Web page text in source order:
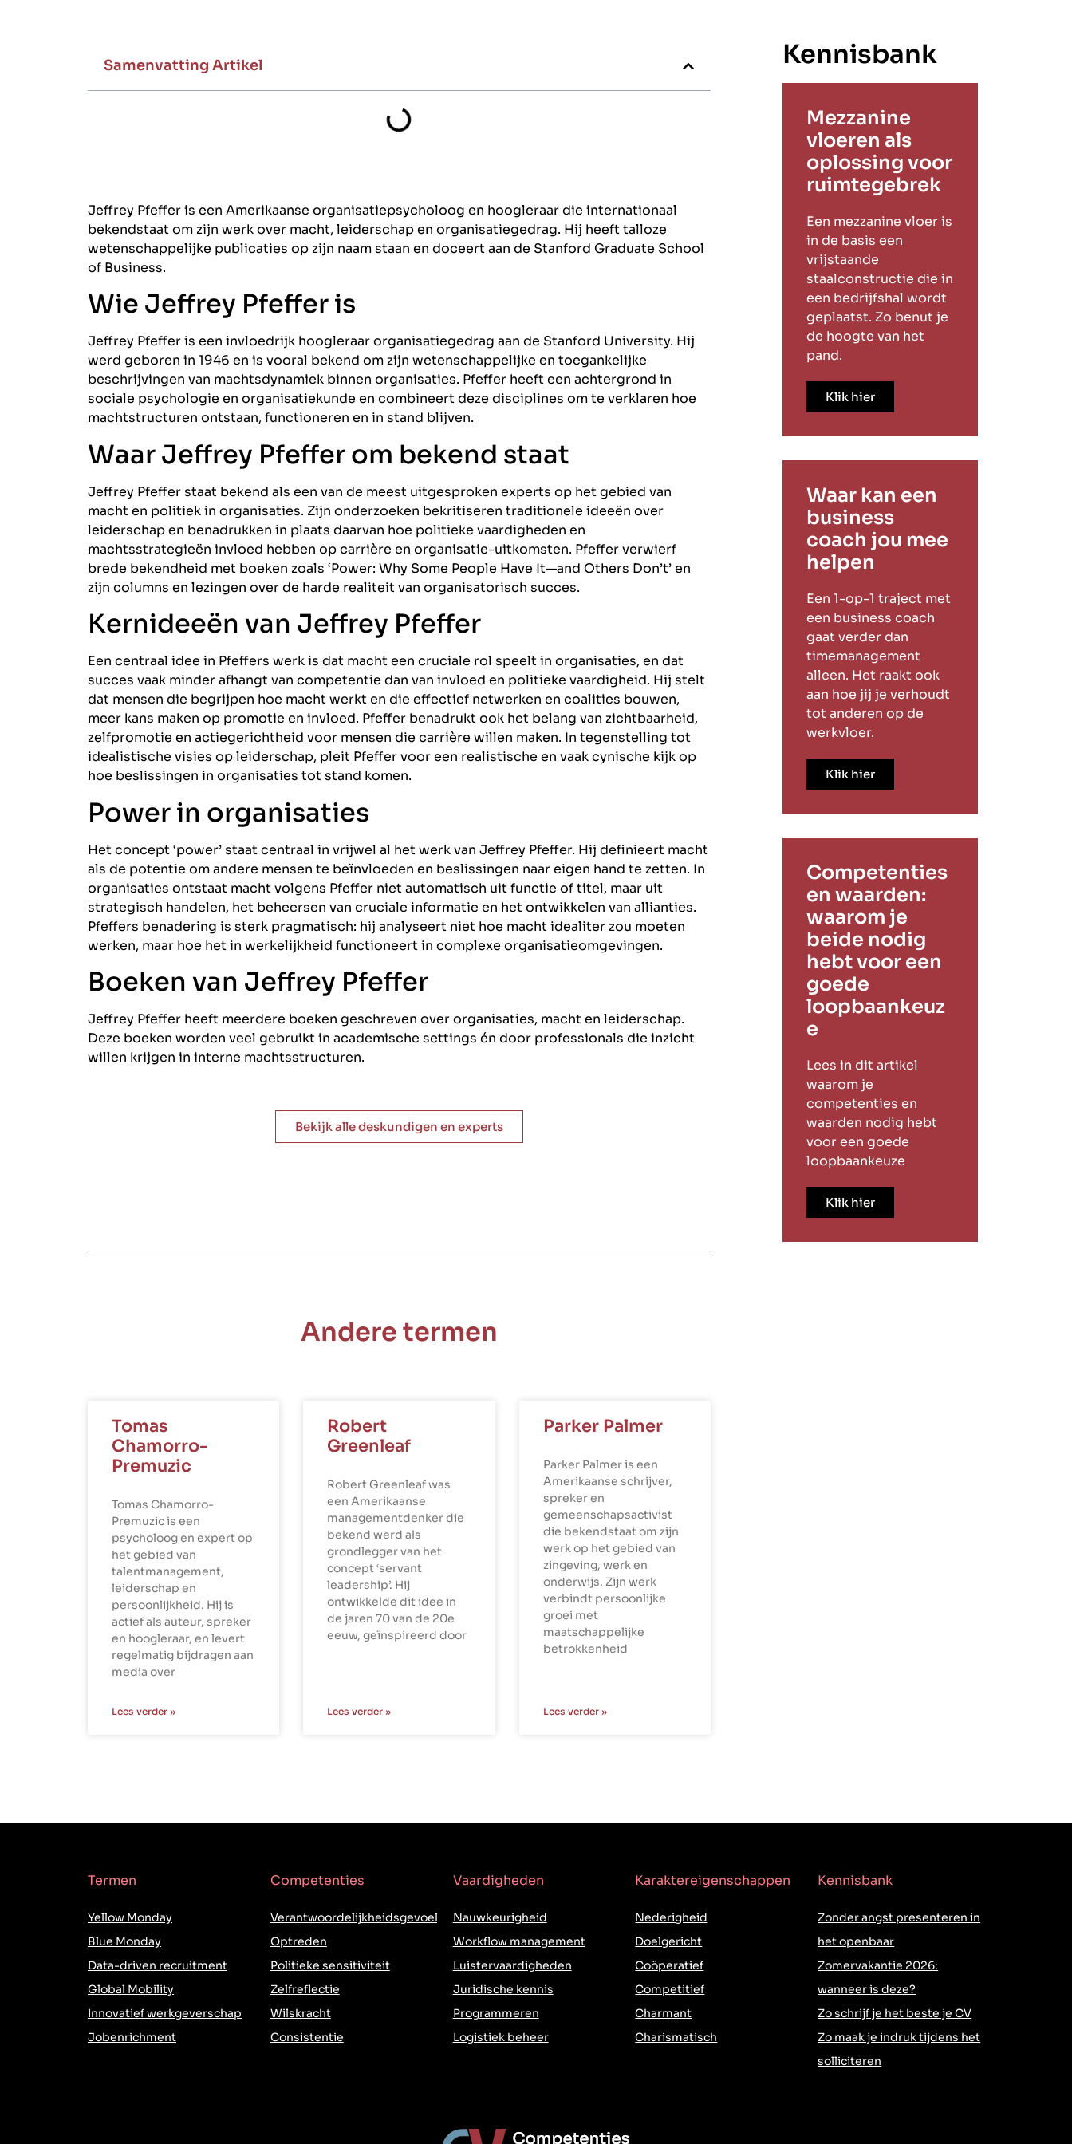
Samenvatting Artikel
Jeffrey Pfeffer is een Amerikaanse organisatiepsycholoog en hoogleraar die internationaal
bekendstaat om zijn werk over macht, leiderschap en organisatiegedrag. Hij heeft talloze
wetenschappelijke publicaties op zijn naam staan en doceert aan de Stanford Graduate School
of Business.
Wie Jeffrey Pfeffer is
Jeffrey Pfeffer is een invloedrijk hoogleraar organisatiegedrag aan de Stanford University. Hij
werd geboren in 1946 en is vooral bekend om zijn wetenschappelijke en toegankelijke
beschrijvingen van machtsdynamiek binnen organisaties. Pfeffer heeft een achtergrond in
sociale psychologie en organisatiekunde en combineert deze disciplines om te verklaren hoe
machtstructuren ontstaan, functioneren en in stand blijven.
Waar Jeffrey Pfeffer om bekend staat
Jeffrey Pfeffer staat bekend als een van de meest uitgesproken experts op het gebied van
macht en politiek in organisaties. Zijn onderzoeken bekritiseren traditionele ideeën over
leiderschap en benadrukken in plaats daarvan hoe politieke vaardigheden en
machtsstrategieën invloed hebben op carrière en organisatie-uitkomsten. Pfeffer verwierf
brede bekendheid met boeken zoals ‘Power: Why Some People Have It—and Others Don’t’ en
zijn columns en lezingen over de harde realiteit van organisatorisch succes.
Kernideeën van Jeffrey Pfeffer
Een centraal idee in Pfeffers werk is dat macht een cruciale rol speelt in organisaties, en dat
succes vaak minder afhangt van competentie dan van invloed en politieke vaardigheid. Hij stelt
dat mensen die begrijpen hoe macht werkt en die effectief netwerken en coalities bouwen,
meer kans maken op promotie en invloed. Pfeffer benadrukt ook het belang van zichtbaarheid,
zelfpromotie en actiegerichtheid voor mensen die carrière willen maken. In tegenstelling tot
idealistische visies op leiderschap, pleit Pfeffer voor een realistische en vaak cynische kijk op
hoe beslissingen in organisaties tot stand komen.
Power in organisaties
Het concept ‘power’ staat centraal in vrijwel al het werk van Jeffrey Pfeffer. Hij definieert macht
als de potentie om andere mensen te beïnvloeden en beslissingen naar eigen hand te zetten. In
organisaties ontstaat macht volgens Pfeffer niet automatisch uit functie of titel, maar uit
strategisch handelen, het beheersen van cruciale informatie en het ontwikkelen van allianties.
Pfeffers benadering is sterk pragmatisch: hij analyseert niet hoe macht idealiter zou moeten
werken, maar hoe het in werkelijkheid functioneert in complexe organisatieomgevingen.
Boeken van Jeffrey Pfeffer
Jeffrey Pfeffer heeft meerdere boeken geschreven over organisaties, macht en leiderschap.
Deze boeken worden veel gebruikt in academische settings én door professionals die inzicht
willen krijgen in interne machtsstructuren.
Bekijk alle deskundigen en experts
Andere termen
Tomas
Chamorro-
Premuzic
Tomas Chamorro-
Premuzic is een
psycholoog en expert op
het gebied van
talentmanagement,
leiderschap en
persoonlijkheid. Hij is
actief als auteur, spreker
en hoogleraar, en levert
regelmatig bijdragen aan
media over
Lees verder »
Robert
Greenleaf
Robert Greenleaf was
een Amerikaanse
managementdenker die
bekend werd als
grondlegger van het
concept ‘servant
leadership’. Hij
ontwikkelde dit idee in
de jaren 70 van de 20e
eeuw, geïnspireerd door
Lees verder »
Parker Palmer
Parker Palmer is een
Amerikaanse schrijver,
spreker en
gemeenschapsactivist
die bekendstaat om zijn
werk op het gebied van
zingeving, werk en
onderwijs. Zijn werk
verbindt persoonlijke
groei met
maatschappelijke
betrokkenheid
Lees verder »
Kennisbank
Mezzanine
vloeren als
oplossing voor
ruimtegebrek
Een mezzanine vloer is
in de basis een
vrijstaande
staalconstructie die in
een bedrijfshal wordt
geplaatst. Zo benut je
de hoogte van het
pand.
Klik hier
Waar kan een
business
coach jou mee
helpen
Een 1-op-1 traject met
een business coach
gaat verder dan
timemanagement
alleen. Het raakt ook
aan hoe jij je verhoudt
tot anderen op de
werkvloer.
Klik hier
Competenties
en waarden:
waarom je
beide nodig
hebt voor een
goede
loopbaankeuz
e
Lees in dit artikel
waarom je
competenties en
waarden nodig hebt
voor een goede
loopbaankeuze
Klik hier
Termen
Yellow Monday
Blue Monday
Data-driven recruitment
Global Mobility
Innovatief werkgeverschap
Jobenrichment
Competenties
Verantwoordelijkheidsgevoel
Optreden
Politieke sensitiviteit
Zelfreflectie
Wilskracht
Consistentie
Vaardigheden
Nauwkeurigheid
Workflow management
Luistervaardigheden
Juridische kennis
Programmeren
Logistiek beheer
Karaktereigenschappen
Nederigheid
Doelgericht
Coöperatief
Competitief
Charmant
Charismatisch
Kennisbank
Zonder angst presenteren in
het openbaar
Zomervakantie 2026:
wanneer is deze?
Zo schrijf je het beste je CV
Zo maak je indruk tijdens het
solliciteren